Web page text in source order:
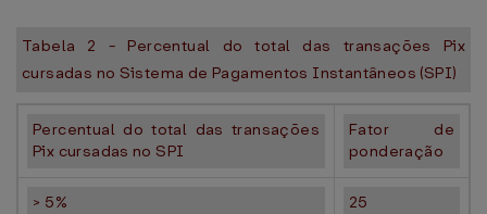
Tabela 2 - Percentual do total das transações Pix
cursadas no Sistema de Pagamentos Instantâneos (SPI)
Percentual do total das transações
Pix cursadas no SPI
Fator de
ponderação
> 5% 25